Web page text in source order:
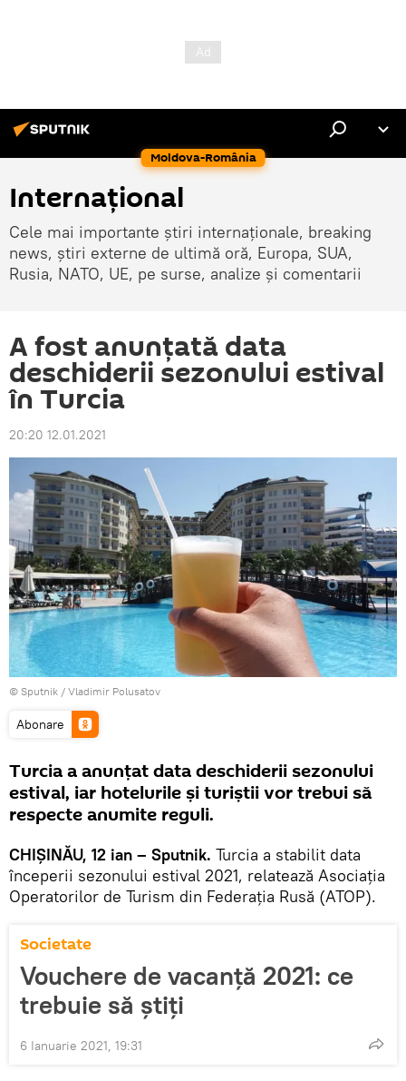
Moldova-România
Internaţional
Cele mai importante știri internaționale, breaking
news, știri externe de ultimă oră, Europa, SUA,
Rusia, NATO, UE, pe surse, analize și comentarii
A fost anunțată data
deschiderii sezonului estival
în Turcia
20:20 12.01.2021
© Sputnik / Vladimir Polusatov
Abonare
Turcia a anunțat data deschiderii sezonului
estival, iar hotelurile și turiștii vor trebui să
respecte anumite reguli.
CHIȘINĂU, 12 ian – Sputnik. Turcia a stabilit data
începerii sezonului estival 2021, relatează Asociația
Operatorilor de Turism din Federația Rusă (АТОР).
Societate
Vouchere de vacanță 2021: ce
trebuie să știți
6 Ianuarie 2021, 19:31